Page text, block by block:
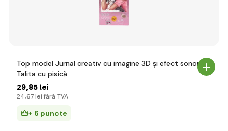
Top model Jurnal creativ cu imagine 3D și efect sonor,
Talita cu pisică
29,85 lei
24,67 lei fără TVA
+ 6 puncte